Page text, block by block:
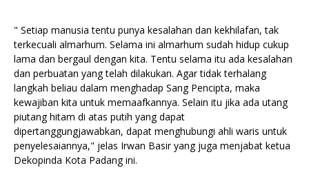
" Setiap manusia tentu punya kesalahan dan kekhilafan, tak
terkecuali almarhum. Selama ini almarhum sudah hidup cukup
lama dan bergaul dengan kita. Tentu selama itu ada kesalahan
dan perbuatan yang telah dilakukan. Agar tidak terhalang
langkah beliau dalam menghadap Sang Pencipta, maka
kewajiban kita untuk memaafkannya. Selain itu jika ada utang
piutang hitam di atas putih yang dapat
dipertanggungjawabkan, dapat menghubungi ahli waris untuk
penyelesaiannya," jelas Irwan Basir yang juga menjabat ketua
Dekopinda Kota Padang ini.